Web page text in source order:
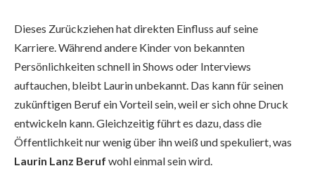
Dieses Zurückziehen hat direkten Einfluss auf seine
Karriere. Während andere Kinder von bekannten
Persönlichkeiten schnell in Shows oder Interviews
auftauchen, bleibt Laurin unbekannt. Das kann für seinen
zukünftigen Beruf ein Vorteil sein, weil er sich ohne Druck
entwickeln kann. Gleichzeitig führt es dazu, dass die
Öffentlichkeit nur wenig über ihn weiß und spekuliert, was
Laurin Lanz Beruf wohl einmal sein wird.